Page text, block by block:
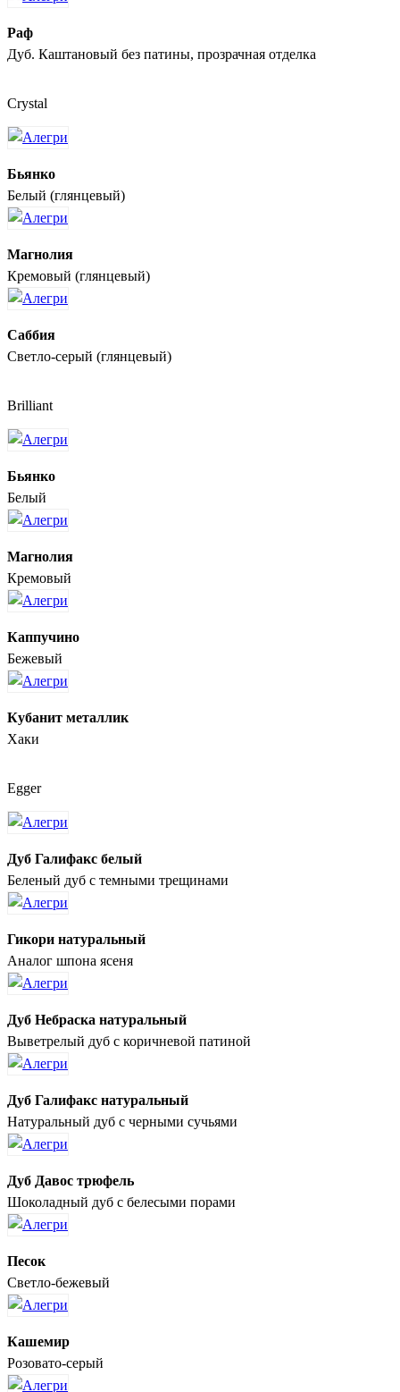
Раф
Дуб. Каштановый без патины, прозрачная отделка
Crystal
Бьянко
Белый (глянцевый)
Магнолия
Кремовый (глянцевый)
Саббия
Светло-серый (глянцевый)
Brilliant
Бьянко
Белый
Магнолия
Кремовый
Каппучино
Бежевый
Кубанит металлик
Хаки
Egger
Дуб Галифакс белый
Беленый дуб с темными трещинами
Гикори натуральный
Аналог шпона ясеня
Дуб Небраска натуральный
Выветрелый дуб с коричневой патиной
Дуб Галифакс натуральный
Натуральный дуб с черными сучьями
Дуб Давос трюфель
Шоколадный дуб с белесыми порами
Песок
Светло-бежевый
Кашемир
Розовато-серый